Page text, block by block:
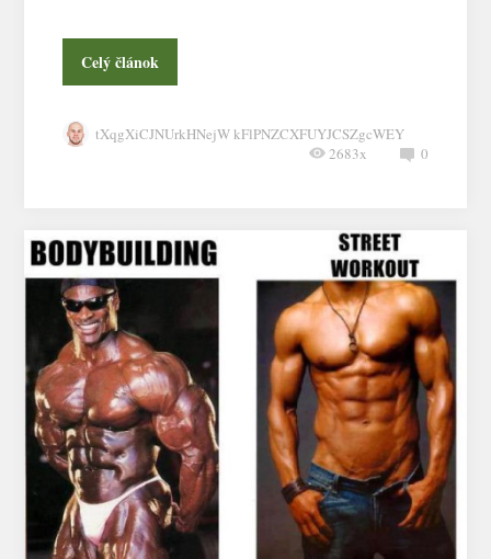
Celý článok
tXqgXiCJNUrkHNejW kFlPNZCXFUYJCSZgcWEY
0
2683x